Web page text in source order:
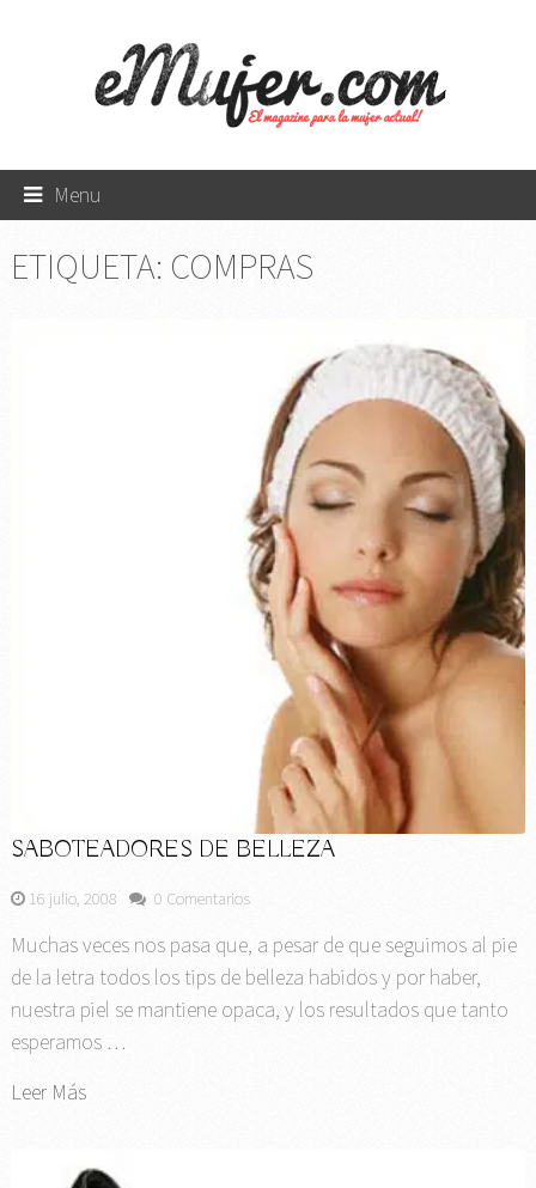
Menu
ETIQUETA: COMPRAS
SABOTEADORES DE BELLEZA
16 julio, 2008 0 Comentarios
Muchas veces nos pasa que, a pesar de que seguimos al pie
de la letra todos los tips de belleza habidos y por haber,
nuestra piel se mantiene opaca, y los resultados que tanto
esperamos …
Leer Más